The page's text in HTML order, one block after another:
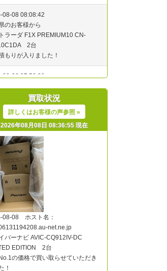
買取状況
詳しくはお客様の声参照 »
2026年08月08日 08:36:55 現在